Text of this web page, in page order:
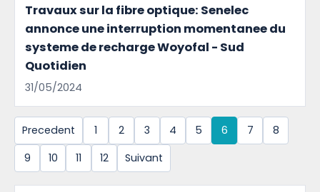
Travaux sur la fibre optique: Senelec
annonce une interruption momentanee du
systeme de recharge Woyofal - Sud
Quotidien
31/05/2024
Precedent 1 2 3 4 5 6 7
8
9
10 11 12 Suivant